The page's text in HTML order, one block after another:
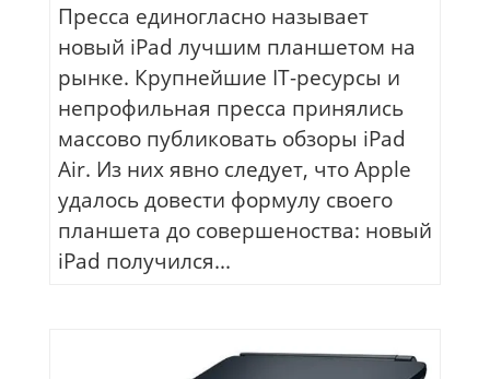
Пресса единогласно называет
новый iPad лучшим планшетом на
рынке. Крупнейшие IT-ресурсы и
непрофильная пресса принялись
массово публиковать обзоры iPad
Air. Из них явно следует, что Apple
удалось довести формулу своего
планшета до совершеноства: новый
iPad получился...